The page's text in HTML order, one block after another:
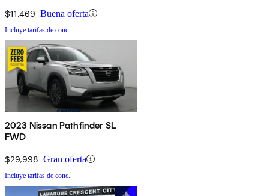
$11,469 Buena oferta
Incluye tarifas de conc.
2023 Nissan Pathfinder SL
FWD
$29,998 Gran oferta
Incluye tarifas de conc.